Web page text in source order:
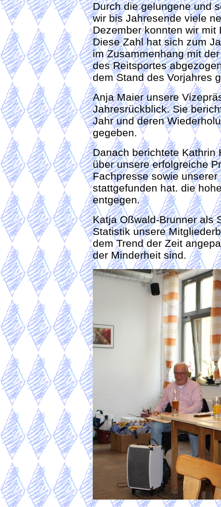
Durch die gelungene und
wir bis Jahresende viele
Dezember konnten wir
Diese Zahl hat sich zum
im Zusammenhang mit
des Reitsportes
dem Stand des Vorjahres
Anja Maier unsere
Jahresrückblick. Sie
Jahr und deren
gegeben.
Danach berichtete Kathrin
über unsere erfolgreiche
Fachpresse sowie
stattgefunden hat. die
entgegen.
Katja Oßwald-Brunner als
Statistik unsere
dem Trend der Zeit
der Minderheit sind.